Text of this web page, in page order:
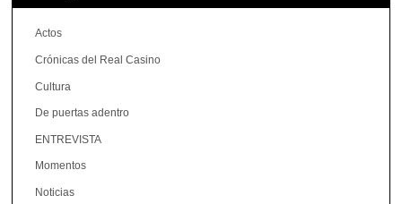
Actos
Crónicas del Real Casino
Cultura
De puertas adentro
ENTREVISTA
Momentos
Noticias